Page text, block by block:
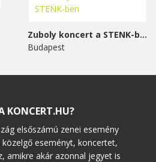
Zuboly koncert a STENK-ben
Budapest
KONCERT.HU?
elsőszámú zenei esemény
eseményt, koncertet,
amikre akár azonnal jegyet is